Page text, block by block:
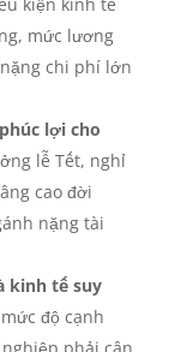
mức lương
chi phí lớn
lợi cho
lễ Tết, nghỉ
cao đời
nặng tài
kinh tế suy
độ cạnh